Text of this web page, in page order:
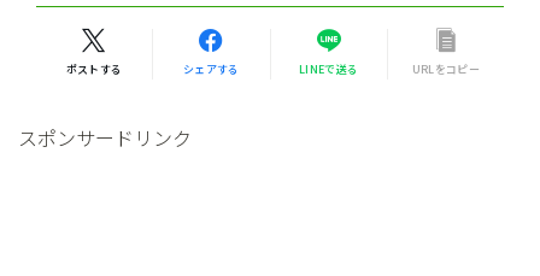
ポストする シェアする LINEで送る URLをコピー
スポンサードリンク